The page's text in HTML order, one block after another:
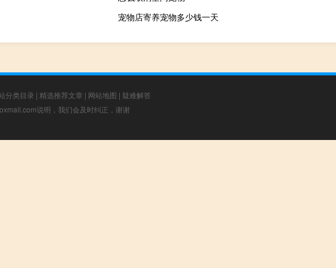
宠物店寄养宠物多少钱一天
分类目录 | 精选推荐文章 | 网站地图 | 疑难解答
说明，我们会及时纠正，谢谢